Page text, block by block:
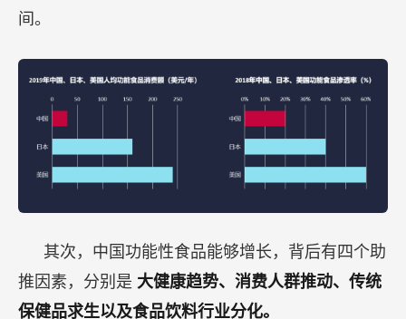
间。
其次，中国功能性食品能够增长，背后有四个助
推因素，分别是 大健康趋势、消费人群推动、传统
保健品求生以及食品饮料行业分化。